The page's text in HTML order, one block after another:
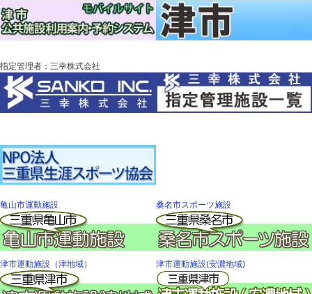
指定管理者：三幸株式会社